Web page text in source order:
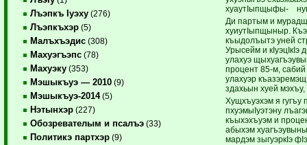
Лъэпкъ Iуэху (276)
Лъэпкъхэр (5)
Малъхъэдис (308)
Махуэгъэпс (78)
Махуэку (353)
Мэшыкъуэ — 2010 (9)
Мэшыкъуэ-2014(5)
Нэтынхэр (227)
Обозревателым и псалъэ (33)
Политикэ партхэр (9)
хуаутIыпщыфы-
Ди партым и
хуиутIыпщыныр.
къыдолъытэ уней
Урысейм и кIуэцIкIэ
улахуэ
процент 85-м,
улахуэр
здахьын хуей
Хущхъуэхэм я
пхуэмыIуэтэну
къыхэхъуэм и
абыхэм
мардэм зыгуэркIэ